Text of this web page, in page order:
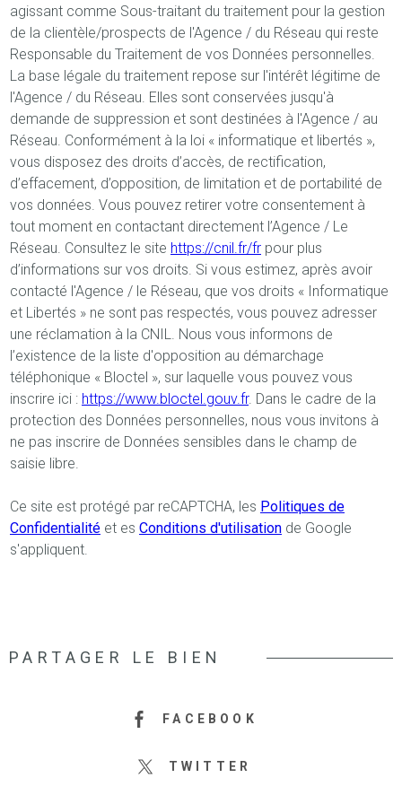
agissant comme Sous-traitant du traitement pour la gestion
de la clientèle/prospects de l'Agence / du Réseau qui reste
Responsable du Traitement de vos Données personnelles.
La base légale du traitement repose sur l'intérêt légitime de
l'Agence / du Réseau. Elles sont conservées jusqu'à
demande de suppression et sont destinées à l'Agence / au
Réseau. Conformément à la loi « informatique et libertés »,
vous disposez des droits d’accès, de rectification,
d’effacement, d’opposition, de limitation et de portabilité de
vos données. Vous pouvez retirer votre consentement à
tout moment en contactant directement l’Agence / Le
Réseau. Consultez le site https://cnil.fr/fr pour plus
d’informations sur vos droits. Si vous estimez, après avoir
contacté l'Agence / le Réseau, que vos droits « Informatique
et Libertés » ne sont pas respectés, vous pouvez adresser
une réclamation à la CNIL. Nous vous informons de
l’existence de la liste d'opposition au démarchage
téléphonique « Bloctel », sur laquelle vous pouvez vous
inscrire ici : https://www.bloctel.gouv.fr. Dans le cadre de la
protection des Données personnelles, nous vous invitons à
ne pas inscrire de Données sensibles dans le champ de
saisie libre.
Ce site est protégé par reCAPTCHA, les Politiques de
Confidentialité et es Conditions d'utilisation de Google
s'appliquent.
PARTAGER LE BIEN
FACEBOOK
TWITTER